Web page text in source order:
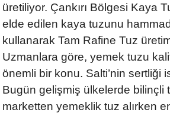
üretiliyor. Çankırı Bölgesi Kaya
elde edilen kaya tuzunu
kullanarak Tam Rafine Tuz
Uzmanlara göre, yemek tuzu
önemli bir konu. Salti’nin sertliği
Bugün gelişmiş ülkelerde bilinçli
marketten yemeklik tuz alırken